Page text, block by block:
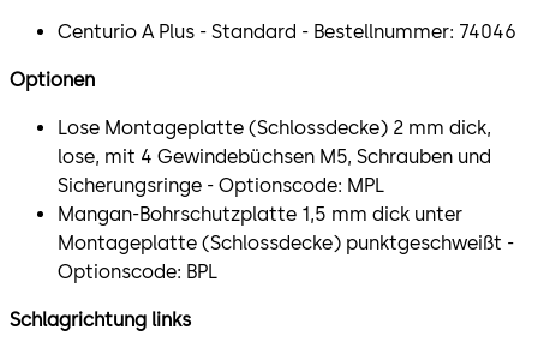
Centurio A Plus - Standard - Bestellnummer: 74046
Optionen
Lose Montageplatte (Schlossdecke) 2 mm dick,
lose, mit 4 Gewindebüchsen M5, Schrauben und
Sicherungsringe - Optionscode: MPL
Mangan-Bohrschutzplatte 1,5 mm dick unter
Montageplatte (Schlossdecke) punktgeschweißt -
Optionscode: BPL
Schlagrichtung links